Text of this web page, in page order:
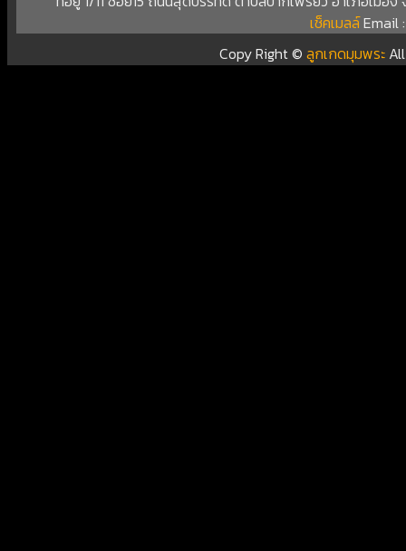
เช็คเมลล์Email
Copy Right ©ลูกเกดมุมพระ